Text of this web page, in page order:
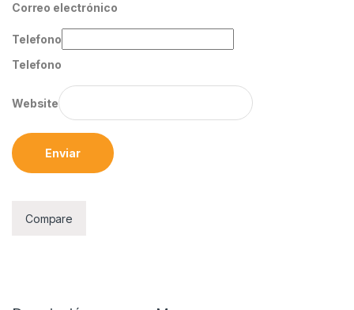
Correo electrónico
Telefono
Telefono
Website
Enviar
Compare